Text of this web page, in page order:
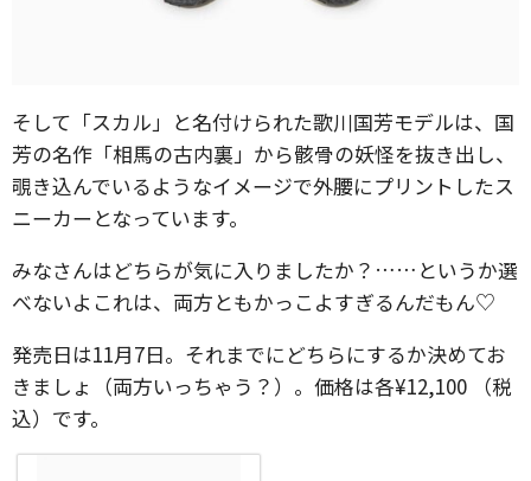
そして「スカル」と名付けられた歌川国芳モデルは、国
芳の名作「相馬の古内裏」から骸骨の妖怪を抜き出し、
覗き込んでいるようなイメージで外腰にプリントしたス
ニーカーとなっています。
みなさんはどちらが気に入りましたか？……というか選
べないよこれは、両方ともかっこよすぎるんだもん♡
発売日は11月7日。それまでにどちらにするか決めてお
きましょ（両方いっちゃう？）。価格は各¥12,100 （税
込）です。